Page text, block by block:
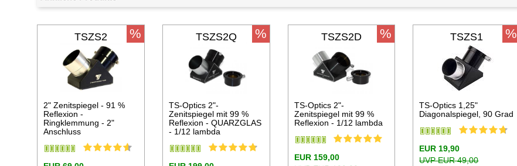
TSZS2
2" Zenitspiegel - 91 %
Reflexion -
Ringklemmung - 2"
Anschluss
% TSZS2Q
TS-Optics 2"-
Zenitspiegel mit 99 %
Reflexion - QUARZGLAS
- 1/12 lambda
% TSZS2D
TS-Optics 2"-
Zenitspiegel mit 99 %
Reflexion - 1/12 lambda
EUR 159,00
% TSZS1
TS-Optics 1,25"
Diagonalspiegel, 90 Grad
EUR 19,90
UVP EUR 49,00
%